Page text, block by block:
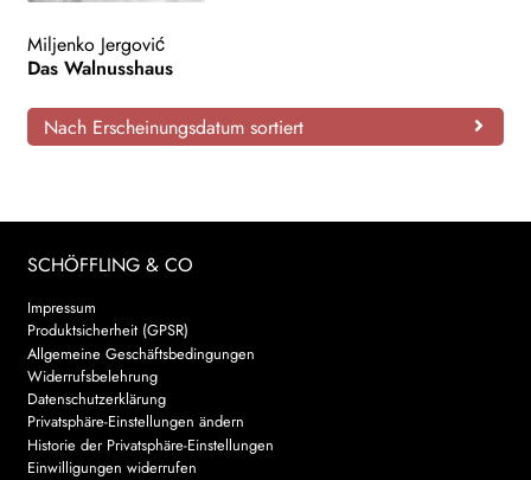
Miljenko Jergović
Das Walnusshaus
Nach Erscheinungsdatum sortiert
SCHÖFFLING & CO
Impressum
Produktsicherheit (GPSR)
Allgemeine Geschäftsbedingungen
Widerrufsbelehrung
Datenschutzerklärung
Privatsphäre-Einstellungen ändern
Historie der Privatsphäre-Einstellungen
Einwilligungen widerrufen